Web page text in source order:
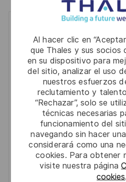
Al hacer clic en
que Thales y sus socios
en su dispositivo para
del sitio, analizar el uso
nuestros esfuerzos
reclutamiento y
“Rechazar”, solo se
técnicas necesarias
funcionamiento del
navegando sin hacer
considerará como una
cookies. Para obtener
visite nuestra página
cookies.
You'll receive updates once a
Enter
address
(Required)
Required
Revise y acepte los términos
su información personal
Activar
Manage alerts